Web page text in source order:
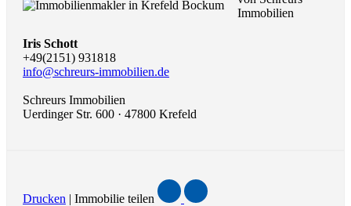
Iris Schott
+49(2151) 931818
info@schreurs-immobilien.de
Schreurs Immobilien
Uerdinger Str. 600 · 47800 Krefeld
Drucken | Immobilie teilen